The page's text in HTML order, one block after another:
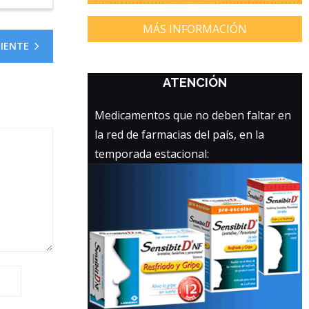
MÁS INFORMACIÓN
ATENCIÓN
Medicamentos que no deben faltar en
la red de farmacias del país, en la
temporada estacional: